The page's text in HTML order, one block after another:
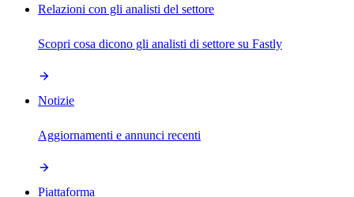
Relazioni con gli analisti del settore
Scopri cosa dicono gli analisti di settore su Fastly
Notizie
Aggiornamenti e annunci recenti
Piattaforma